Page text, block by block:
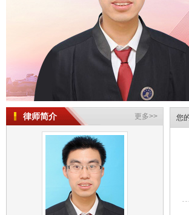
律师简介 更多>> 您